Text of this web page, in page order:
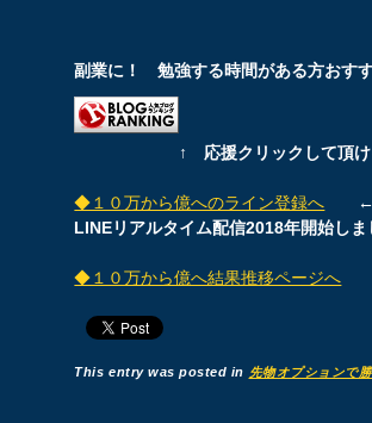
副業に！ 勉強する時間がある方お
↑ 応援クリックして頂け
◆１０万から億へのライン登録へ ←現
LINEリアルタイム配信2018年開始しま
◆１０万から億へ結果推移ページへ
This entry was posted in 先物オプションで